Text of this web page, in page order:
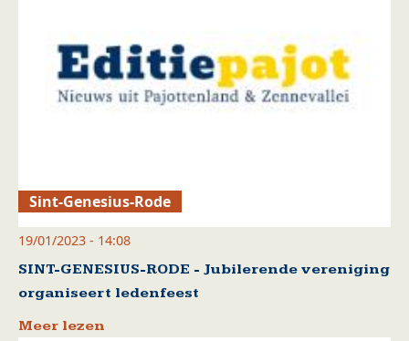
Sint-Genesius-Rode
19/01/2023 - 14:08
SINT-GENESIUS-RODE - Jubilerende vereniging
organiseert ledenfeest
Meer lezen